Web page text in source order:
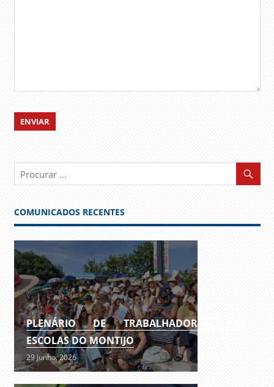
COMUNICADOS RECENTES
PLENÁRIO DE TRABALHADORES DAS
ESCOLAS DO MONTIJO
29 Junho, 2026